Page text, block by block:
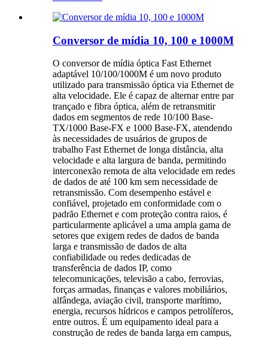
Conversor de mídia 10, 100 e 1000M
O conversor de mídia óptica Fast Ethernet
adaptável 10/100/1000M é um novo produto
utilizado para transmissão óptica via Ethernet de
alta velocidade. Ele é capaz de alternar entre par
trançado e fibra óptica, além de retransmitir
dados em segmentos de rede 10/100 Base-
TX/1000 Base-FX e 1000 Base-FX, atendendo
às necessidades de usuários de grupos de
trabalho Fast Ethernet de longa distância, alta
velocidade e alta largura de banda, permitindo
interconexão remota de alta velocidade em redes
de dados de até 100 km sem necessidade de
retransmissão. Com desempenho estável e
confiável, projetado em conformidade com o
padrão Ethernet e com proteção contra raios, é
particularmente aplicável a uma ampla gama de
setores que exigem redes de dados de banda
larga e transmissão de dados de alta
confiabilidade ou redes dedicadas de
transferência de dados IP, como
telecomunicações, televisão a cabo, ferrovias,
forças armadas, finanças e valores mobiliários,
alfândega, aviação civil, transporte marítimo,
energia, recursos hídricos e campos petrolíferos,
entre outros. É um equipamento ideal para a
construção de redes de banda larga em campus,